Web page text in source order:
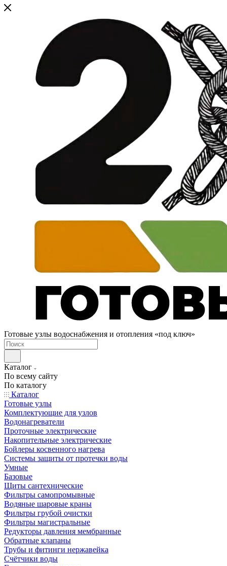
Готовые узлы водоснабжения и отопления «под ключ»
Каталог
По всему сайту
По каталогу
Каталог
Готовые узлы
Комплектующие для узлов
Водонагреватели
Проточные электрические
Накопительные электрические
Бойлеры косвенного нагрева
Системы защиты от протечки воды
Умные
Базовые
Щиты сантехнические
Фильтры самопромывные
Водяные шаровые краны
Фильтры грубой очистки
Фильтры магистральные
Редукторы давления мембранные
Обратные клапаны
Трубы и фитинги нержавейка
Счётчики воды